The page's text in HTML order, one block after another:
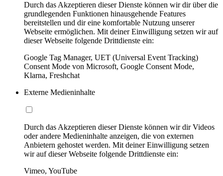
Durch das Akzeptieren dieser Dienste können wir dir über die
grundlegenden Funktionen hinausgehende Features
bereitstellen und dir eine komfortable Nutzung unserer
Webseite ermöglichen. Mit deiner Einwilligung setzen wir auf
dieser Webseite folgende Drittdienste ein:
Google Tag Manager, UET (Universal Event Tracking)
Consent Mode von Microsoft, Google Consent Mode,
Klarna, Freshchat
Externe Medieninhalte
Durch das Akzeptieren dieser Dienste können wir dir Videos
oder andere Medieninhalte anzeigen, die von externen
Anbietern gehostet werden. Mit deiner Einwilligung setzen
wir auf dieser Webseite folgende Drittdienste ein:
Vimeo, YouTube